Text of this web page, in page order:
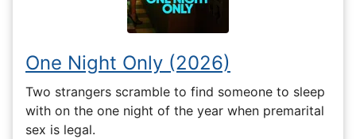
One Night Only (2026)
Two strangers scramble to find someone to sleep
with on the one night of the year when premarital
sex is legal.